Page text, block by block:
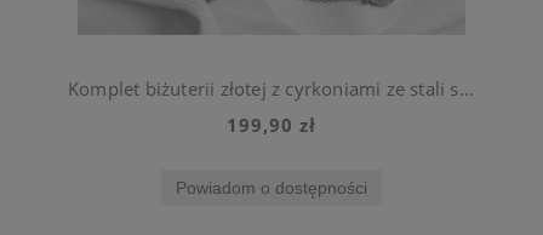
Komplet biżuterii złotej z cyrkoniami ze stali szlachetnej
199,90 zł
Powiadom o dostępności